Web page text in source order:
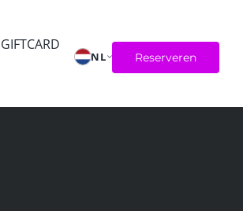
GIFTCARD
NL Reserveren